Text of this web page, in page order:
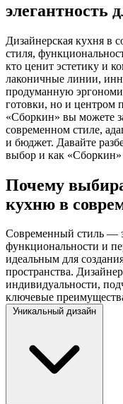
элегантность
Дизайнерская кухня в
стиля,
кто ценит эстетику и
лаконичные линии,
продуманную
готовки, но и центром
«Сборкин» вы можете
современном стиле,
и бюджет. Давайте
выбор и как
Почему
кухню в
Современный стиль —
функциональности и
идеальным для
пространства.
индивидуальности,
ключевые
Уникальный дизайн